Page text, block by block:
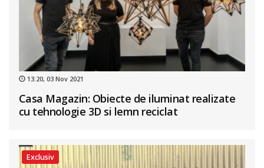
13:20, 03 Nov 2021
Casa Magazin: Obiecte de iluminat realizate
cu tehnologie 3D si lemn reciclat
Exclusiv